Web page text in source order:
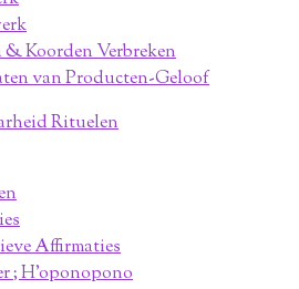
Koorden Verbreken
van Producten-Geloof
Rituelen
Affirmaties
; H'oponopono